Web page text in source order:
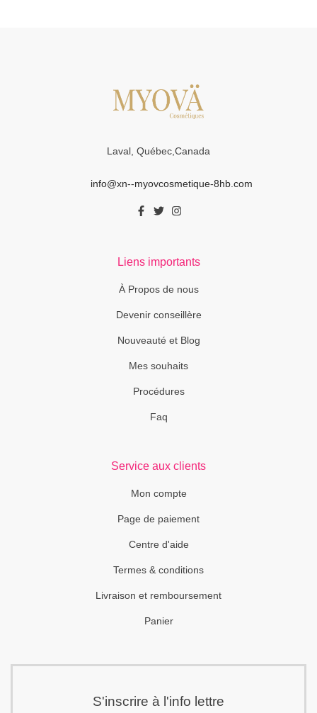
Laval, Québec,Canada
info@xn--myovcosmetique-8hb.com
Liens importants
À Propos de nous
Devenir conseillère
Nouveauté et Blog
Mes souhaits
Procédures
Faq
Service aux clients
Mon compte
Page de paiement
Centre d'aide
Termes & conditions
Livraison et remboursement
Panier
S'inscrire à l'info lettre